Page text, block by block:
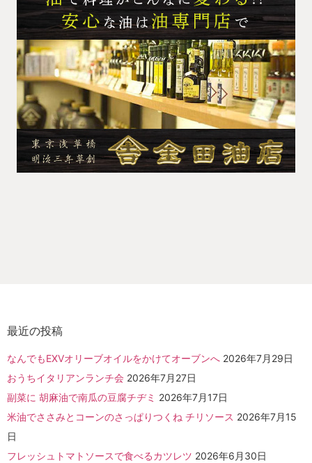
最近の投稿
なんでもEXVオリーブオイルをかけてオーブンへ 2026年7月29日
おうちイタリアンランチ会 2026年7月27日
副菜に 胡麻油で南瓜の豆腐チヂミ 2026年7月17日
米油でささみとコーンのさっぱりつくね チリソース 2026年7月15
日
フレッシュトマトソースで食べるカツレツ 2026年6月30日